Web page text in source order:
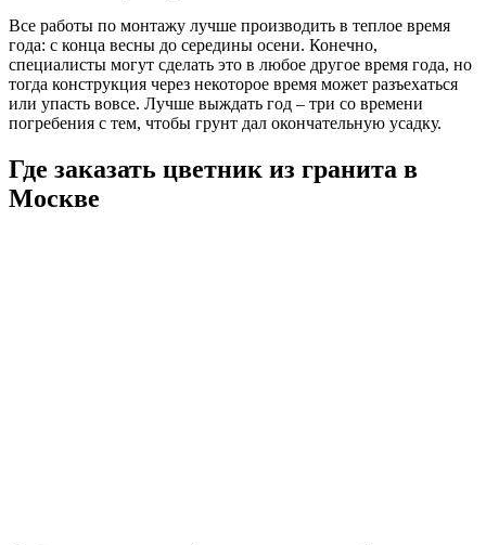
Все работы по монтажу лучше производить в теплое время
года: с конца весны до середины осени. Конечно,
специалисты могут сделать это в любое другое время года, но
тогда конструкция через некоторое время может разъехаться
или упасть вовсе. Лучше выждать год – три со времени
погребения с тем, чтобы грунт дал окончательную усадку.
Где заказать цветник из гранита в
Москве